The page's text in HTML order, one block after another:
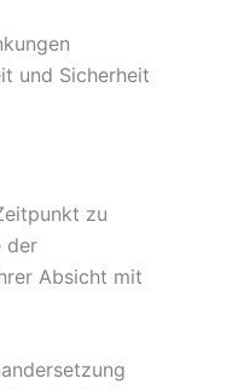
und Sicherheit
zu
der
Absicht mit